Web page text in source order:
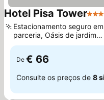
Hotel Pisa Tower3
Estacionamento seguro em
parceria, Oásis de jardim
tranquilo
De € 66
Consulte os preços de 8